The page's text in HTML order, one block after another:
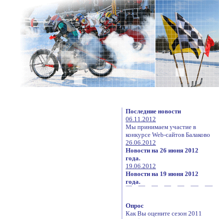
Последние новости
06.11.2012
Мы принимаем участие в
конкурсе Web-сайтов Балаково
26.06.2012
Новости на 26 июня 2012
года.
19.06.2012
Новости на 19 июня 2012
года.
Опрос
Как Вы оцените сезон 2011